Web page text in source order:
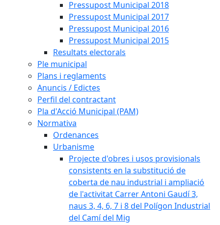
Pressupost Municipal 2018
Pressupost Municipal 2017
Pressupost Municipal 2016
Pressupost Municipal 2015
Resultats electorals
Ple municipal
Plans i reglaments
Anuncis / Edictes
Perfil del contractant
Pla d'Acció Municipal (PAM)
Normativa
Ordenances
Urbanisme
Projecte d'obres i usos provisionals
consistents en la substitució de
coberta de nau industrial i ampliació
de l'activitat Carrer Antoni Gaudí 3,
naus 3, 4, 6, 7 i 8 del Polígon Industrial
del Camí del Mig